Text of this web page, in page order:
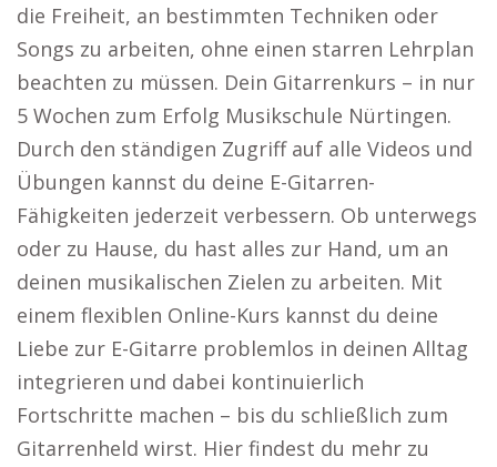
die Freiheit, an bestimmten Techniken oder
Songs zu arbeiten, ohne einen starren Lehrplan
beachten zu müssen. Dein Gitarrenkurs – in nur
5 Wochen zum Erfolg Musikschule Nürtingen.
Durch den ständigen Zugriff auf alle Videos und
Übungen kannst du deine E-Gitarren-
Fähigkeiten jederzeit verbessern. Ob unterwegs
oder zu Hause, du hast alles zur Hand, um an
deinen musikalischen Zielen zu arbeiten. Mit
einem flexiblen Online-Kurs kannst du deine
Liebe zur E-Gitarre problemlos in deinen Alltag
integrieren und dabei kontinuierlich
Fortschritte machen – bis du schließlich zum
Gitarrenheld wirst. Hier findest du mehr zu